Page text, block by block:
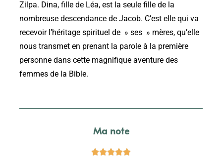
Zilpa. Dina, fille de Léa, est la seule fille de la
nombreuse descendance de Jacob. C’est elle qui va
recevoir l’héritage spirituel de » ses » mères, qu’elle
nous transmet en prenant la parole à la première
personne dans cette magnifique aventure des
femmes de la Bible.
Ma note
